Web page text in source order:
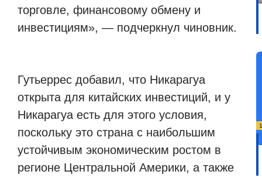
торговле, финансовому обмену и
инвестициям», — подчеркнул чиновник.
Гутьеррес добавил, что Никарагуа
открыта для китайских инвестиций, и у
Никарагуа есть для этого условия,
поскольку это страна с наибольшим
устойчивым экономическим ростом в
регионе Центральной Америки, а также